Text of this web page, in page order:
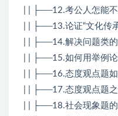
| | ├──12.考公人怎能
| | ├──13.论证“文化传
| | ├──14.解决问题类
| | ├──15.如何用举例
| | ├──16.态度观点题
| | ├──17.态度观点题
| | ├──18.社会现象题